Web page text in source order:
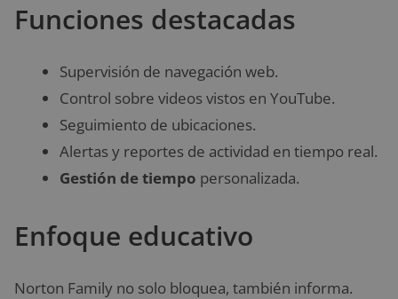
Funciones destacadas
Supervisión de navegación web.
Control sobre videos vistos en YouTube.
Seguimiento de ubicaciones.
Alertas y reportes de actividad en tiempo real.
Gestión de tiempo personalizada.
Enfoque educativo
Norton Family no solo bloquea, también informa.